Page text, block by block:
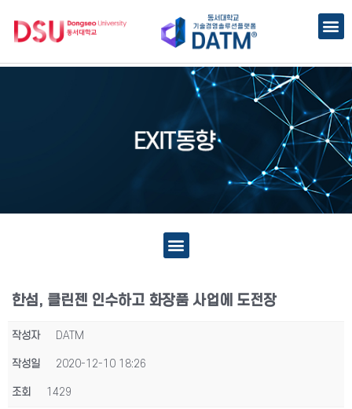
한섬, 클린젠 인수하고 화장품 사업에 도전장
작성자 DATM
작성일 2020-12-10 18:26
조회 1429